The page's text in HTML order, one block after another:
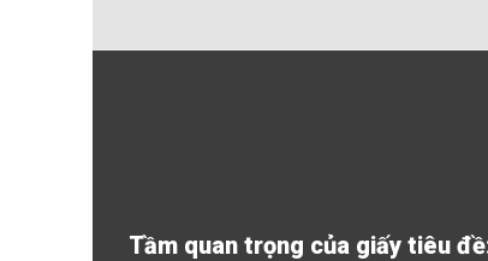
Tầm quan trọng của giấy tiêu